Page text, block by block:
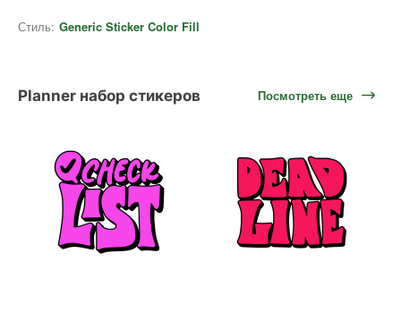
Стиль: Generic Sticker Color Fill
Planner набор стикеров Посмотреть еще